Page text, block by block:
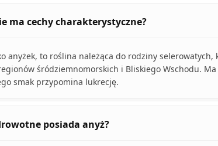
ma cechy charakterystyczne?
anyżek, to roślina należąca do rodziny
śródziemnomorskich i Bliskiego Wschodu. Ma
smak przypomina lukrecję.
posiada anyż?